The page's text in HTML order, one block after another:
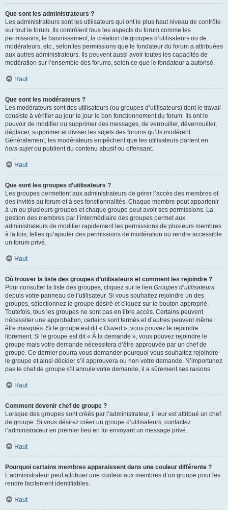
Que sont les administrateurs ?
Les administrateurs sont les utilisateurs qui ont le plus haut niveau de contrôle
sur tout le forum. Ils contrôlent tous les aspects du forum comme les
permissions, le bannissement, la création de groupes d’utilisateurs ou de
modérateurs, etc., selon les permissions que le fondateur du forum a attribuées
aux autres administrateurs. Ils peuvent aussi avoir toutes les capacités de
modération sur l’ensemble des forums, selon ce que le fondateur a autorisé.
Haut
Que sont les modérateurs ?
Les modérateurs sont des utilisateurs (ou groupes d’utilisateurs) dont le travail
consiste à vérifier au jour le jour le bon fonctionnement du forum. Ils ont le
pouvoir de modifier ou supprimer des messages, de verrouiller, déverrouiller,
déplacer, supprimer et diviser les sujets des forums qu’ils modèrent.
Généralement, les modérateurs empêchent que les utilisateurs partent en
hors-sujetou publient du contenu abusif ou offensant.
Haut
Que sont les groupes d’utilisateurs ?
Les groupes permettent aux administrateurs de gérer l’accès des membres et
des invités au forum et à ses fonctionnalités. Chaque membre peut appartenir
à un ou plusieurs groupes et chaque groupe peut avoir ses permissions. La
gestion des membres par l’intermédiaire des groupes permet aux
administrateurs de modifier rapidement les permissions de plusieurs membres
à la fois, telles qu’ajouter des permissions de modération ou rendre accessible
un forum privé.
Haut
Où trouver la liste des groupes d’utilisateurs et comment les rejoindre ?
Pour consulter la liste des groupes, cliquez sur le lien Groupes d’utilisateurs
depuis votre panneau de l’utilisateur. Si vous souhaitez rejoindre un des
groupes, sélectionnez le groupe désiré et cliquez sur le bouton approprié.
Toutefois, tous les groupes ne sont pas en libre accès. Certains peuvent
nécessiter une approbation, certains sont fermés et d’autres peuvent même
être masqués. Si le groupe est dit « Ouvert », vous pouvez le rejoindre
librement. Si le groupe est dit « À la demande », vous pouvez rejoindre le
groupe mais votre demande nécessitera d’être approuvée par un chef de
groupe. Ce dernier pourra vous demander pourquoi vous souhaitez rejoindre
le groupe et ainsi décider s’il approuvera ou non votre demande. N’importunez
pas le chef de groupe s’il annule votre demande, il a sûrement ses raisons.
Haut
Comment devenir chef de groupe ?
Lorsque des groupes sont créés par l’administrateur, il leur est attribué un chef
de groupe. Si vous désirez créer un groupe d’utilisateurs, contactez
l’administrateur en premier lieu en lui envoyant un message privé.
Haut
Pourquoi certains membres apparaissent dans une couleur différente ?
L’administrateur peut attribuer une couleur aux membres d’un groupe pour les
rendre facilement identifiables.
Haut